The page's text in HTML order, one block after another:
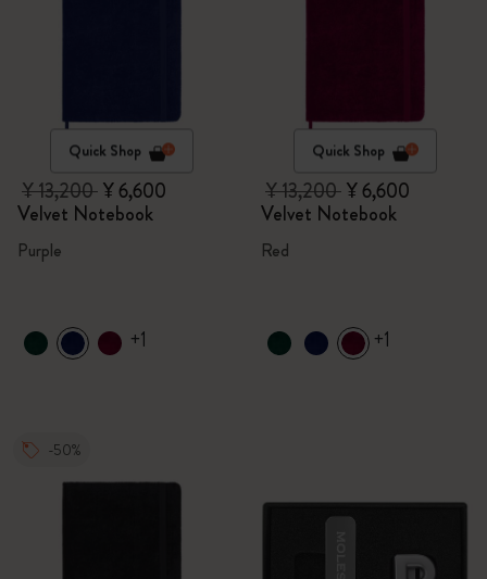
Quick Shop
¥ 13,200¥ 6,600
Velvet Notebook
Purple
+1
Quick Shop
¥ 13,200¥ 6,600
Velvet Notebook
Red
+1
-50%